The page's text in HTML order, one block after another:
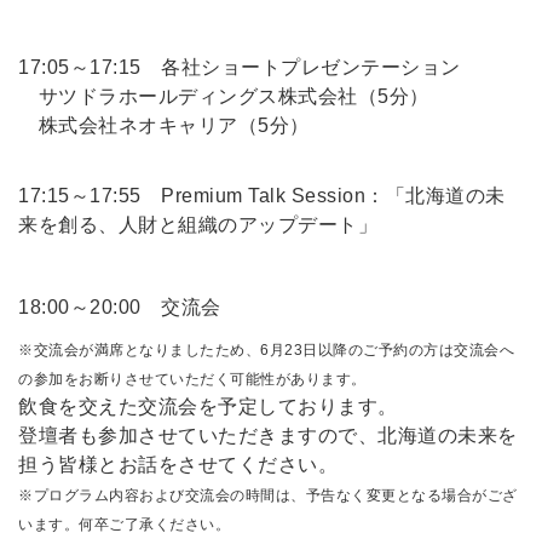
17:05～17:15 各社ショートプレゼンテーション
サツドラホールディングス株式会社（5分）
株式会社ネオキャリア（5分）
17:15～17:55 Premium Talk Session：「北海道の未
来を創る、人財と組織のアップデート」
18:00～20:00 交流会
※交流会が満席となりましたため、6月23日以降のご予約の方は交流会へ
の参加をお断りさせていただく可能性があります。
飲食を交えた交流会を予定しております。
登壇者も参加させていただきますので、北海道の未来を
担う皆様とお話をさせてください。
※プログラム内容および交流会の時間は、予告なく変更となる場合がござ
います。何卒ご了承ください。